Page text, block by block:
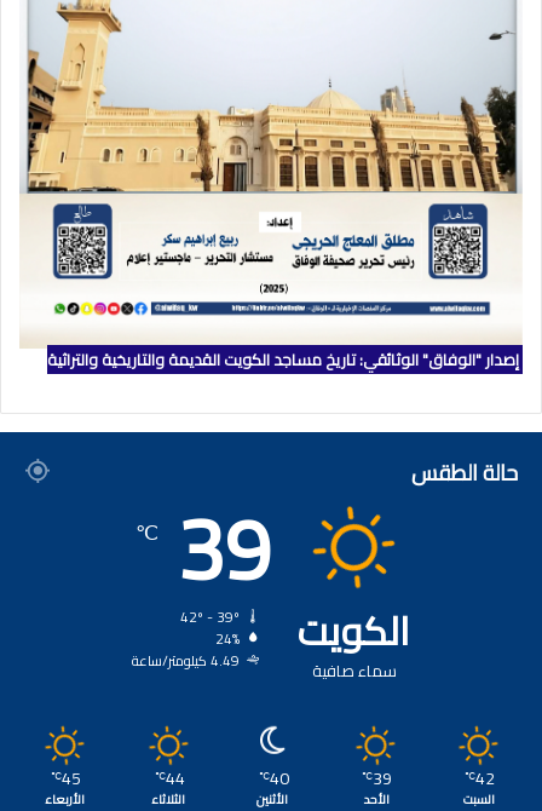
إصدار "الوفاق" الوثائقي: تاريخ مساجد الكويت القديمة والتاريخية والتراثية
حالة الطقس
الكويت
سماء صافية
39
℃
24%
4.49 كيلومتر/ساعة
42
℃
السبت
39
℃
الأحد
40
℃
الأثنين
44
℃
الثلاثاء
45
℃
الأربعاء